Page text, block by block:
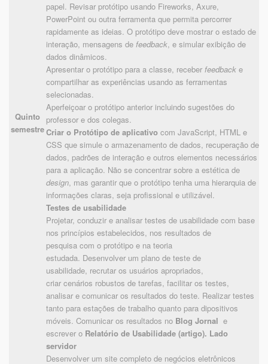
Quinto
semestre
papel. Revisar protótipo usando Fireworks, Axure,
PowerPoint ou outra ferramenta que permita percorrer
rapidamente as ideias. O protótipo deve mostrar o estado de
interação, mensagens de feedback, e simular exibição de
dados dinâmicos.
Apresentar o protótipo para a classe, receber feedback e
compartilhar as experiências usando as ferramentas
selecionadas.
Aperfeiçoar o protótipo anterior incluindo sugestões do
professor e dos colegas.
Criar o Protótipo de aplicativo com JavaScript, HTML e
CSS que simule o armazenamento de dados, recuperação de
dados, padrões de interação e outros elementos necessários
para a aplicação. Não se concentrar sobre a estética de
design, mas garantir que o protótipo tenha uma hierarquia de
informações claras, seja profissional e utilizável.
Testes de usabilidade
Projetar, conduzir e analisar testes de usabilidade com base
nos princípios estabelecidos, nos resultados de
pesquisa com o protótipo e na teoria
estudada. Desenvolver um plano de teste de
usabilidade, recrutar os usuários apropriados,
criar cenários robustos de tarefas, facilitar os testes,
analisar e comunicar os resultados do teste. Realizar testes
tanto para estações de trabalho quanto para dipositivos
móveis. Comunicar os resultados no Blog Jornal e
escrever o Relatório de Usabilidade (artigo). Lado
servidor
Desenvolver um site completo de negócios eletrônicos